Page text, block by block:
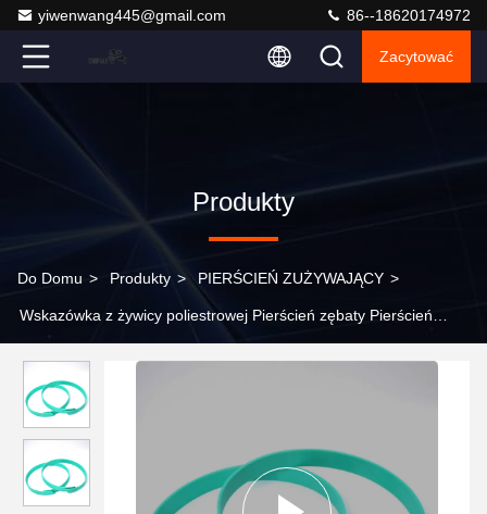
yiwenwang445@gmail.com 86--18620174972
Zacytować
Produkty
Do Domu > Produkty > PIERŚCIEŃ ZUŻYWAJĄCY >
Wskazówka z żywicy poliestrowej Pierścień zębaty Pierścień